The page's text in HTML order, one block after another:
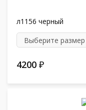
л1156 черный
4200 ₽